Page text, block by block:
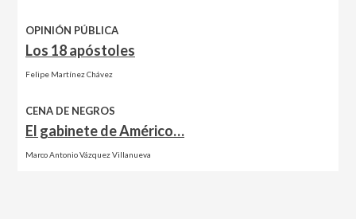
OPINIÓN PÚBLICA
Los 18 apóstoles
Felipe Martínez Chávez
CENA DE NEGROS
El gabinete de Américo…
Marco Antonio Vázquez Villanueva